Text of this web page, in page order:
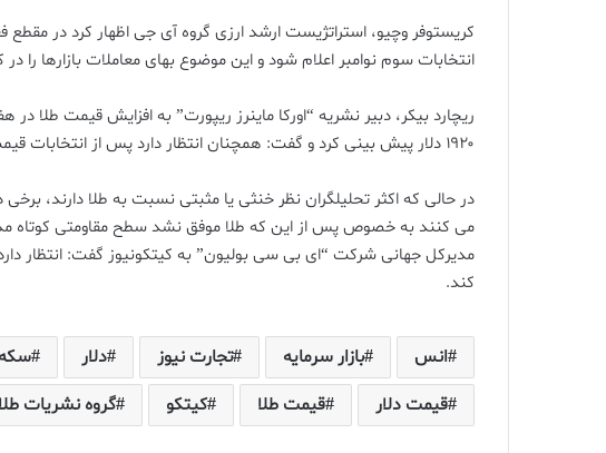
کریستوفر وچیو، استراتژیست ارشد ارزی گروه آی جی اظهار کرد در
انتخابات سوم نوامبر اعلام شود و این موضوع بهای معاملات بازارها را
ریچارد بیکر، دبیر نشریه “اورکا ماینرز ریپورت” به افزایش قیمت طلا
۱۹۲۰ دلار پیش بینی کرد و گفت: همچنان انتظار دارد پس از انتخابات قیمت طلا تا پایان سال به ۲۲۰۰ دلار صعود کند.
در حالی که اکثر تحلیلگران نظر خنثی یا مثبتی نسبت به طلا دارند،
می کنند به خصوص پس از این که طلا موفق نشد سطح مقاومتی کوتاه
کند.
انس بازار سرمایه تجارت نیوز دلار سکه
قیمت دلار
قیمت طلا کیتکو گروه نشریات